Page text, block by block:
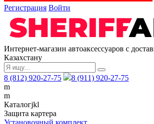
Регистрация Войти
Интернет-магазин автоаксессуаров с
Казахстану
8 (812) 920-27-75
8 (911) 920-27-75
m
m
Каталогjkl
Защита картера